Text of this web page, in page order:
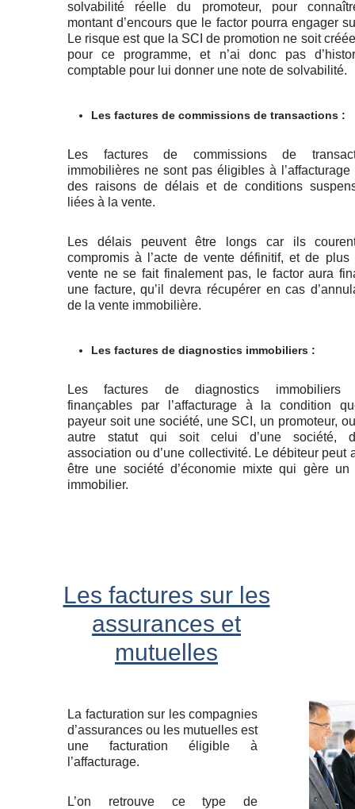
solvabilité réelle du promoteur, pour
montant d’encours que le factor pourra engager
Le risque est que la SCI de promotion ne soit
pour ce programme, et n’ai donc pas
comptable pour lui donner une note de solvabilité.
Les factures de commissions de transactions :
Les factures de commissions de
immobilières ne sont pas éligibles à l’affacturage
des raisons de délais et de conditions
liées à la vente.
Les délais peuvent être longs car ils
compromis à l’acte de vente définitif, et de
vente ne se fait finalement pas, le factor aura
une facture, qu’il devra récupérer en cas
de la vente immobilière.
Les factures de diagnostics immobiliers :
Les factures de diagnostics immobiliers
finançables par l’affacturage à la condition
payeur soit une société, une SCI, un promoteur,
autre statut qui soit celui d’une société,
association ou d’une collectivité. Le débiteur peut
être une société d’économie mixte qui gère un
immobilier.
Les factures sur les
assurances et
mutuelles
La facturation sur les compagnies
d’assurances ou les mutuelles est
une facturation éligible à
l’affacturage.
L’on retrouve ce type de